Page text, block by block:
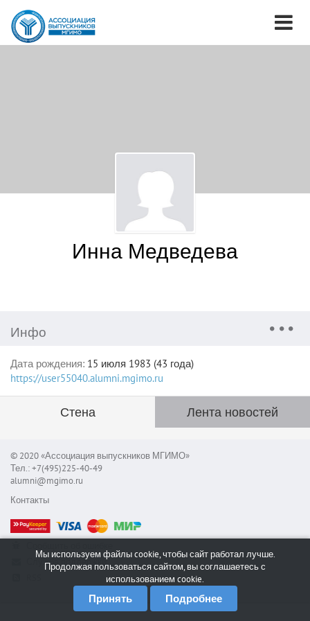
Инна Медведева
Инфо
Дата рождения: 15 июля 1983 (43 года)
https://user55040.alumni.mgimo.ru
Стена Лента новостей
© 2020 «Ассоциация выпускников МГИМО»
Тел.: +7(495)225-40-49
alumni@mgimo.ru
Контакты
Служба поддержки
Мы используем файлы cookie, чтобы сайт работал лучше.
Продолжая пользоваться сайтом, вы соглашаетесь с
использованием cookie.
Принять Подробнее